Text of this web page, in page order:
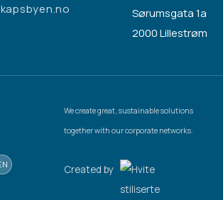
Sørumsgata 1a
2000 Lillestrøm
We create great, sustainable solutions
together with our corporate networks.
Created by